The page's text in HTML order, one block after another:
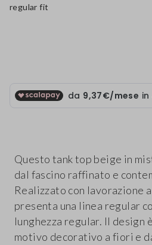
regular fit
Questo tank top beige in
dal fascino raffinato e
Realizzato con lavorazione
presenta una linea regular
lunghezza regular. Il design
motivo decorativo a fiori e